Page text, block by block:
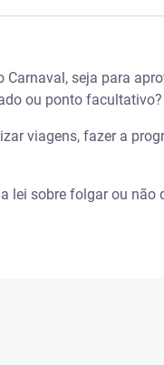
seja para
ou ponto facultativo?
viagens, fazer a
lei sobre folgar ou não